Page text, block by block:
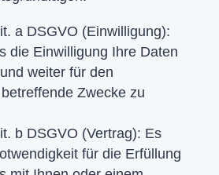
a DSGVO (Einwilligung):
die Einwilligung Ihre Daten
weiter für den
Zwecke zu
b DSGVO (Vertrag): Es
für die Erfüllung